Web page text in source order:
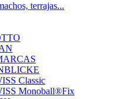
terrajas...
Classic
Monoball®Fix